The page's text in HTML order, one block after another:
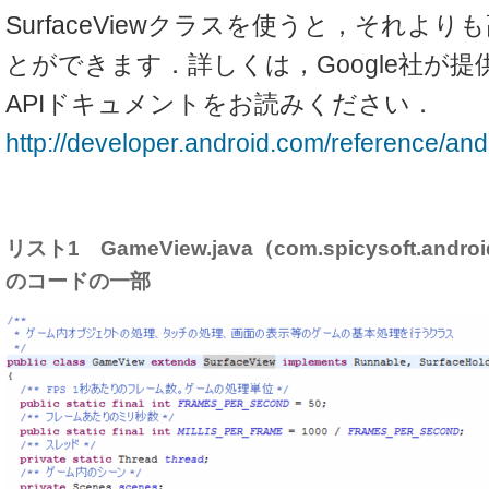
SurfaceViewクラスを使うと，それより
とができます．詳しくは，Google社が提
APIドキュメントをお読みください．
http://developer.android.com/reference/
リスト1 GameView.java（
のコードの一部